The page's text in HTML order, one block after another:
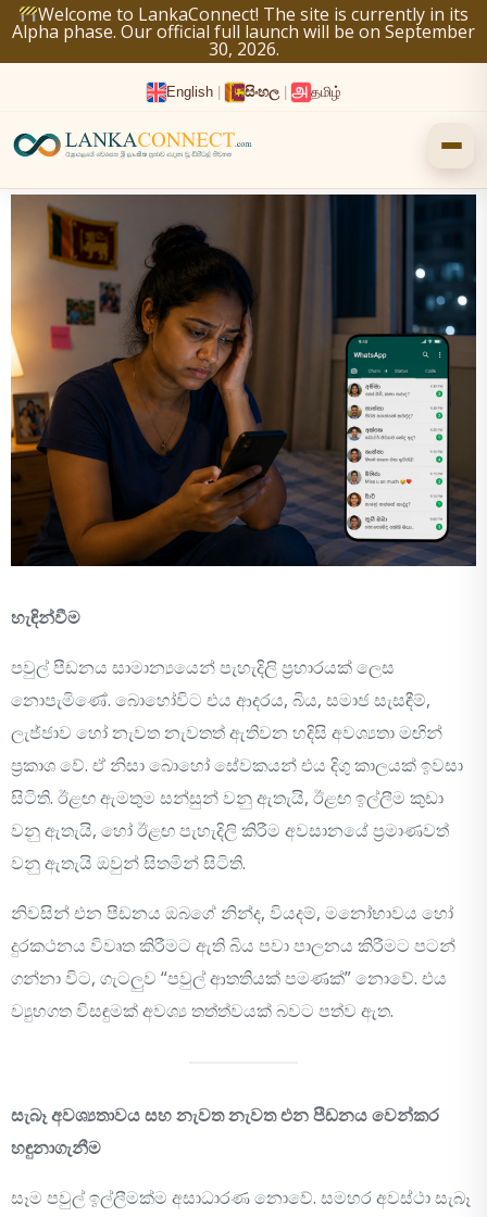
Welcome to LankaConnect! The site is currently in its
Alpha phase. Our official full launch will be on September
30, 2026.
English සිංහල தமிழ்
Skip
to
content
හැඳින්වීම
පවුල් පීඩනය සාමාන්‍යයෙන් පැහැදිලි ප්‍රහාරයක් ලෙස
නොපැමිණේ. බොහෝවිට එය ආදරය, බිය, සමාජ සැසඳීම්,
ලැජ්ජාව හෝ නැවත නැවතත් ඇතිවන හදිසි අවශ්‍යතා මඟින්
ප්‍රකාශ වේ. ඒ නිසා බොහෝ සේවකයන් එය දිගු කාලයක් ඉවසා
සිටිති. ඊළඟ ඇමතුම සන්සුන් වනු ඇතැයි, ඊළඟ ඉල්ලීම කුඩා
වනු ඇතැයි, හෝ ඊළඟ පැහැදිලි කිරීම අවසානයේ ප්‍රමාණවත්
වනු ඇතැයි ඔවුන් සිතමින් සිටිති.
නිවසින් එන පීඩනය ඔබගේ නින්ද, වියදම්, මනෝභාවය හෝ
දුරකථනය විවෘත කිරීමට ඇති බිය පවා පාලනය කිරීමට පටන්
ගන්නා විට, ගැටලුව “පවුල් ආතතියක් පමණක්” නොවේ. එය
ව්‍යුහගත විසඳුමක් අවශ්‍ය තත්ත්වයක් බවට පත්ව ඇත.
සැබෑ අවශ්‍යතාවය සහ නැවත නැවත එන පීඩනය වෙන්කර
හඳුනාගැනීම
සෑම පවුල් ඉල්ලීමක්ම අසාධාරණ නොවේ. සමහර අවස්ථා සැබෑ